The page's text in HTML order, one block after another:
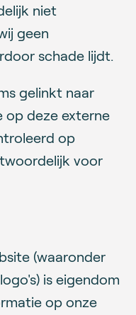
niet
geen
schade lijdt.
gelinkt naar
op deze externe
op
voor
(waaronder
is eigendom
op onze